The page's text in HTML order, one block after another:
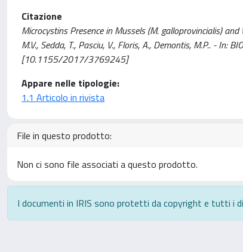
Citazione
Microcystins Presence in Mussels (M. galloprovincialis)
M.V., Sedda, T., Pasciu, V., Floris, A., Demontis, M.P.. -
[10.1155/2017/3769245]
Appare nelle tipologie:
1.1 Articolo in rivista
File in questo prodotto:
Non ci sono file associati a questo prodotto.
I documenti in IRIS sono protetti da copyright e tutti i